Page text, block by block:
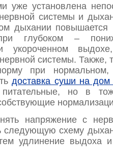
установлена
системы и
дыхании повышается
глубоком –
выдохе,
системы. Также,
при нормальном,
доставка суши на дом
но в
напряжение с
следующую схему
удлинение выдоха